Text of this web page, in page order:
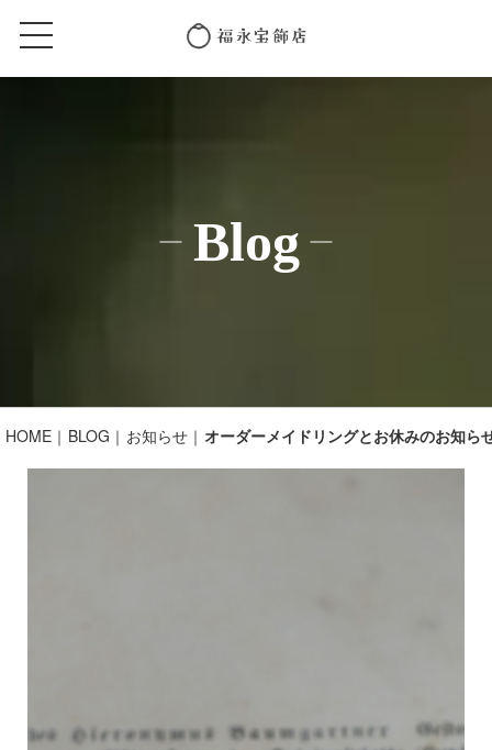
Blog
HOME BLOG お知らせ オーダーメイドリングとお休みのお知ら